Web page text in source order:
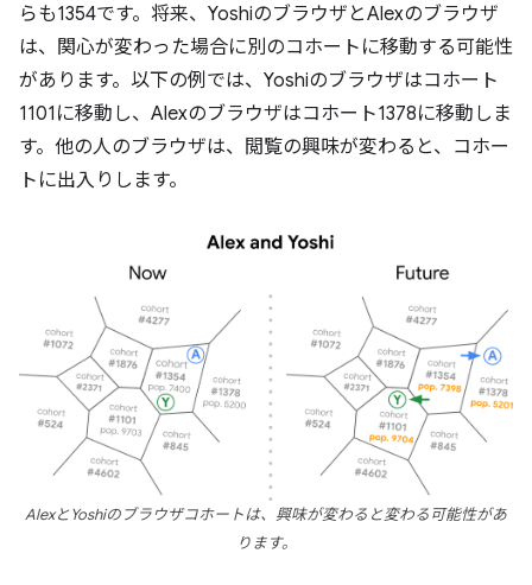
らも1354です。将来、YoshiのブラウザとAlexのブラウザ
は、関心が変わった場合に別のコホートに移動する可能性
があります。以下の例では、Yoshiのブラウザはコホート
1101に移動し、Alexのブラウザはコホート1378に移動しま
す。他の人のブラウザは、閲覧の興味が変わると、コホー
トに出入りします。
AlexとYoshiのブラウザコホートは、興味が変わると変わる可能性があ
ります。